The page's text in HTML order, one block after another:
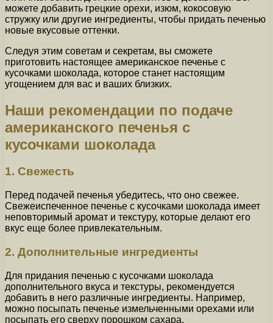
можете добавить грецкие орехи, изюм, кокосовую
стружку или другие ингредиенты, чтобы придать печенью
новые вкусовые оттенки.
Следуя этим советам и секретам, вы сможете
приготовить настоящее американское печенье с
кусочками шоколада, которое станет настоящим
угощением для вас и ваших близких.
Наши рекомендации по подаче
американского печенья с
кусочками шоколада
1. Свежесть
Перед подачей печенья убедитесь, что оно свежее.
Свежеиспеченное печенье с кусочками шоколада имеет
неповторимый аромат и текстуру, которые делают его
вкус еще более привлекательным.
2. Дополнительные ингредиенты
Для придания печенью с кусочками шоколада
дополнительного вкуса и текстуры, рекомендуется
добавить в него различные ингредиенты. Например,
можно посыпать печенье измельченными орехами или
посыпать его сверху порошком сахара.